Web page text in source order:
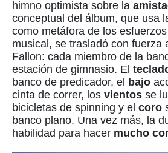
himno optimista sobre la
conceptual del álbum, que usa
como metáfora de los
musical, se trasladó con fuerza
Fallon: cada miembro de la
estación de gimnasio. El
banco de predicador, el bajo
cinta de correr, los vientos se
bicicletas de spinning y el coro
banco plano. Una vez más, la
habilidad para hacer mucho